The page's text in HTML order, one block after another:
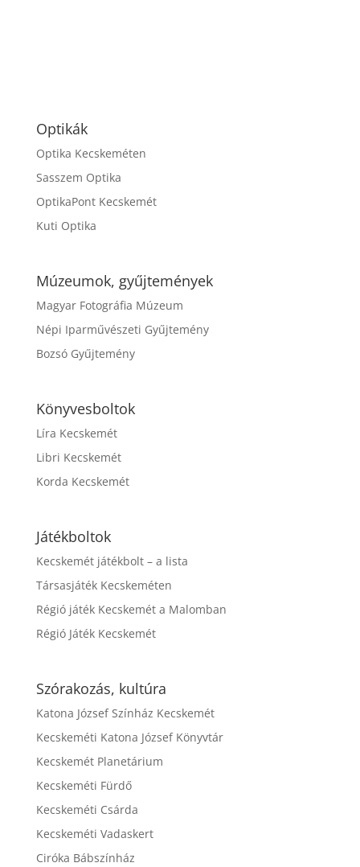
Optikák
Optika Kecskeméten
Sasszem Optika
OptikaPont Kecskemét
Kuti Optika
Múzeumok, gyűjtemények
Magyar Fotográfia Múzeum
Népi Iparművészeti Gyűjtemény
Bozsó Gyűjtemény
Könyvesboltok
Líra Kecskemét
Libri Kecskemét
Korda Kecskemét
Játékboltok
Kecskemét játékbolt – a lista
Társasjáték Kecskeméten
Régió játék Kecskemét a Malomban
Régió Játék Kecskemét
Szórakozás, kultúra
Katona József Színház Kecskemét
Kecskeméti Katona József Könyvtár
Kecskemét Planetárium
Kecskeméti Fürdő
Kecskeméti Csárda
Kecskeméti Vadaskert
Ciróka Bábszínház